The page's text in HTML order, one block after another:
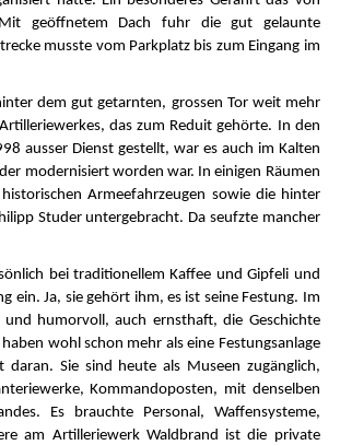
geöffnetem Dach fuhr die gut gelaunte
musste vom Parkplatz bis zum Eingang im
dem gut getarnten, grossen Tor weit mehr
das zum Reduit gehörte. In den
ausser Dienst gestellt, war es auch im Kalten
modernisiert worden war. In einigen Räumen
Armeefahrzeugen sowie die hinter
Studer untergebracht. Da seufzte mancher
bei traditionellem Kaffee und Gipfeli und
ein. Ja, sie gehört ihm, es ist seine Festung. Im
humorvoll, auch ernsthaft, die Geschichte
wohl schon mehr als eine Festungsanlage
Sie sind heute als Museen zugänglich,
Kommandoposten, mit denselben
Es brauchte Personal, Waffensysteme,
am Artilleriewerk Waldbrand ist die private